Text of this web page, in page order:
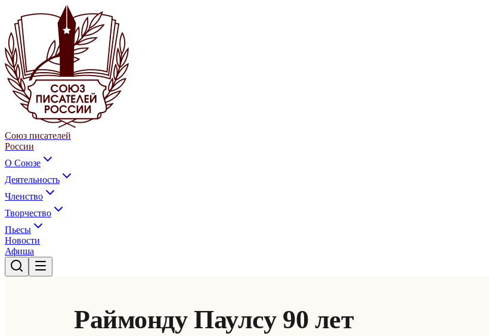
Союз писателей
России
О Союзе
Деятельность
Членство
Творчество
Пьесы
Новости
Афиша
Раймонду Паулсу 90 лет